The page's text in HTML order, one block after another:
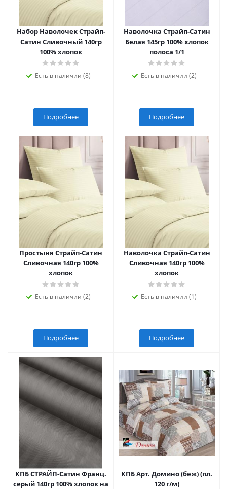
Набор Наволочек Страйп-
Сатин Сливочный 140гр
100% хлопок
Есть в наличии (8)
Подробнее
Наволочка Страйп-Сатин
Белая 145гр 100% хлопок
полоса 1/1
Есть в наличии (2)
Подробнее
Простыня Страйп-Сатин
Сливочная 140гр 100%
хлопок
Есть в наличии (2)
Подробнее
Наволочка Страйп-Сатин
Сливочная 140гр 100%
хлопок
Есть в наличии (1)
Подробнее
КПБ СТРАЙП-Сатин Франц.
серый 140гр 100% хлопок на
КПБ Арт. Домино (беж) (пл.
120 г/м)